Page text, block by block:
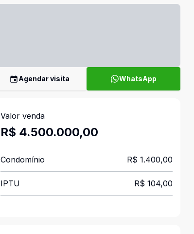
Agendar visita WhatsApp
Valor venda
R$ 4.500.000,00
Condomínio R$ 1.400,00
IPTU R$ 104,00